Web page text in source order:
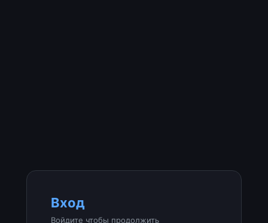
Вход
Войдите чтобы продолжить